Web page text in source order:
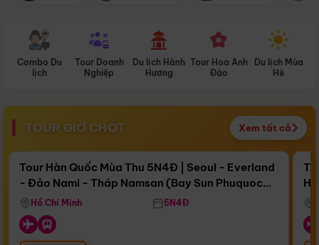
Combo Du
lịch
Tour Doanh
Nghiệp
Du lịch Hành
Hương
Tour Hoa Anh
Đào
Du lịch Mùa
Hè
TOUR GIỜ CHÓT Xem tất cả
Còn16 ngày 18:20:16
Bay Sun Phuquoc Airways
Điểm nổi bật
Tour Hàn Quốc Mùa Thu 5N4Đ | Seoul - Everland
- Đảo Nami - Tháp Namsan (Bay Sun Phuquoc
Airways)
Hồ Chí Minh 5N4Đ